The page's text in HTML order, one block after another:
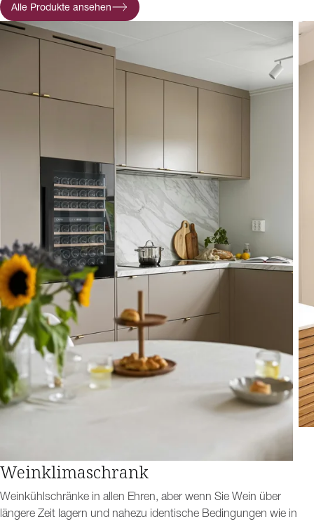
Alle Produkte ansehen
Weinklimaschrank
Weinkühlschränke in allen Ehren, aber wenn Sie Wein über
längere Zeit lagern und nahezu identische Bedingungen wie in